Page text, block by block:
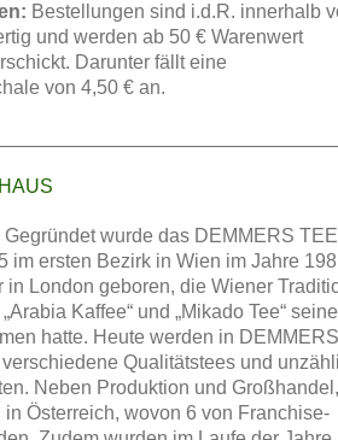
Bestellungen sind i.d.R. innerhalb
und werden ab 50 € Warenwert
Darunter fällt eine
von 4,50 € an.
Gegründet wurde das DEMMERS
im ersten Bezirk in Wien im Jahre
in London geboren, die Wiener
Kaffee“ und „Mikado Tee“
hatte. Heute werden in DEMMERS
Qualitätstees und
Neben Produktion und
Österreich, wovon 6 von Franchise-